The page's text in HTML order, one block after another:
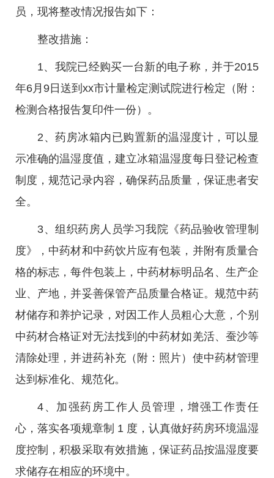
员，现将整改情况报告如下：
整改措施：
1、我院已经购买一台新的电子称，并于2015
年6月9日送到xx市计量检定测试院进行检定（附：
检测合格报告复印件一份）。
2、药房冰箱内已购置新的温湿度计，可以显
示准确的温湿度值，建立冰箱温湿度每日登记检查
制度，规范记录内容，确保药品质量，保证患者安
全。
3、组织药房人员学习我院《药品验收管理制
度》，中药材和中药饮片应有包装，并附有质量合
格的标志，每件包装上，中药材标明品名、生产企
业、产地，并妥善保管产品质量合格证。规范中药
材储存和养护记录，对因工作人员粗心大意，个别
中药材合格证对无法找到的中药材如羌活、蚕沙等
清除处理，并进药补充（附：照片）使中药材管理
达到标准化、规范化。
4、加强药房工作人员管理，增强工作责任
心，落实各项规章制 1 度，认真做好药房环境温湿
度控制，积极采取有效措施，保证药品按温湿度要
求储存在相应的环境中。